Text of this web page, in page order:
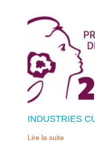
INDUSTRIES
Lire la suite